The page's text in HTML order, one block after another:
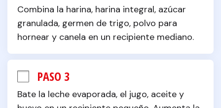
Combina la harina, harina integral, azúcar
granulada, germen de trigo, polvo para
hornear y canela en un recipiente mediano.
PASO 3
Bate la leche evaporada, el jugo, aceite y